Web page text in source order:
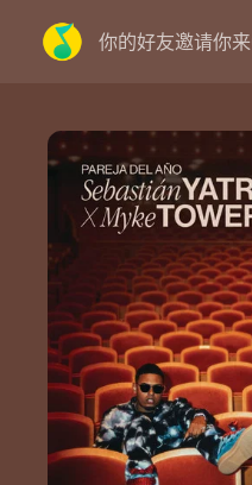
你的好友邀请你